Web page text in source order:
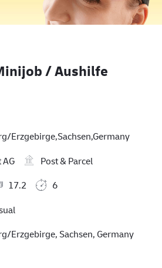
/ Aushilfe
Erzgebirge,Sachsen,Germany
AG
Post & Parcel
17.2
6
Erzgebirge, Sachsen, Germany